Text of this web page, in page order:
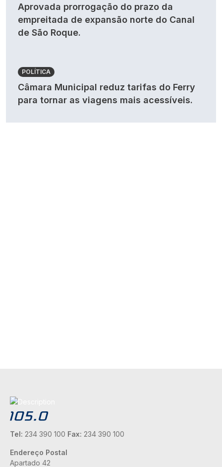
Aprovada prorrogação do prazo da
empreitada de expansão norte do Canal
de São Roque.
POLÍTICA
Câmara Municipal reduz tarifas do Ferry
para tornar as viagens mais acessíveis.
Tel: 234 390 100 Fax: 234 390 100
Endereço Postal
Apartado 42